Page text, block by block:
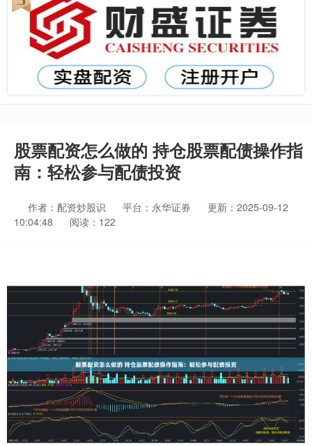
股票配资怎么做的 持仓股票配债操作指
南：轻松参与配债投资
作者：配资炒股识 平台：永华证券
更新：2025-09-12
10:04:48
阅读：122